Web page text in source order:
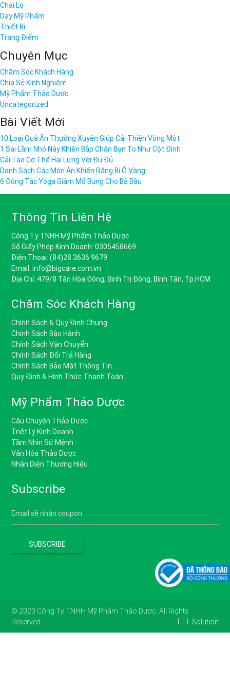
Chai Lọ
Dạy Mỹ Phẩm
Thiết Bị
Trang Điểm
Chuyên Mục
Chăm Sóc Khách Hàng
Chia Sẻ Kinh Nghiệm
Mỹ Phẩm Thảo Dược
Uncategorized
Bài Viết Mới
10 Loại Quả Ăn Thường Xuyên Giúp Cải Thiện Vòng Một
1 Sai Lầm Nhỏ Này Khiến Bắp Chân Bạn To Như Cột Đình
Cải Tạo Cơ Thể Hai Lưng Với Đu Đủ
Danh Sách Các Món Ăn Khiến Răng Bị Ố Vàng
6 Động Tác Yoga Giảm Mỡ Bụng Cho Bà Bầu
Thông Tin Liên Hệ
Công Ty TNHH Mỹ Phẩm Thảo Dược
Số Giấy Phép Kinh Doanh: 0305458669
Điện Thoại: (84)28 3636 9679
Email: info@bigcare.com.vn
Địa Chỉ: 479/8 Tân Hòa Đông, Bình Trị Đông, Bình Tân, Tp.HCM
Chăm Sóc Khách Hàng
Chính Sách & Quy Định Chung
Chính Sách Bảo Hành
Chính Sách Vận Chuyển
Chính Sách Đổi Trả Hàng
Chính Sách Bảo Mật Thông Tin
Quy Định & Hình Thức Thanh Toán
Mỹ Phẩm Thảo Dược
Câu Chuyện Thảo Dược
Triết Lý Kinh Doanh
Tầm Nhìn Sứ Mệnh
Văn Hóa Thảo Dược
Nhận Diện Thương Hiệu
Subscribe
© 2023 Công Ty TNHH Mỹ Phẩm Thảo Dược. All Rights
Reserved.
TTT Solution